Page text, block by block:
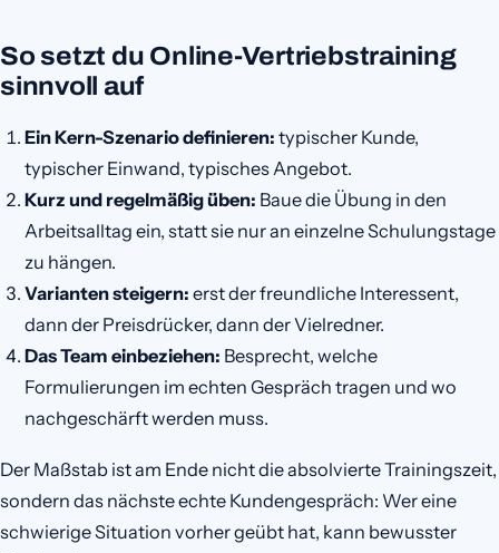
So setzt du Online-Vertriebstraining
sinnvoll auf
Ein Kern-Szenario definieren: typischer Kunde,
typischer Einwand, typisches Angebot.
Kurz und regelmäßig üben: Baue die Übung in den
Arbeitsalltag ein, statt sie nur an einzelne Schulungstage
zu hängen.
Varianten steigern: erst der freundliche Interessent,
dann der Preisdrücker, dann der Vielredner.
Das Team einbeziehen: Besprecht, welche
Formulierungen im echten Gespräch tragen und wo
nachgeschärft werden muss.
Der Maßstab ist am Ende nicht die absolvierte Trainingszeit,
sondern das nächste echte Kundengespräch: Wer eine
schwierige Situation vorher geübt hat, kann bewusster